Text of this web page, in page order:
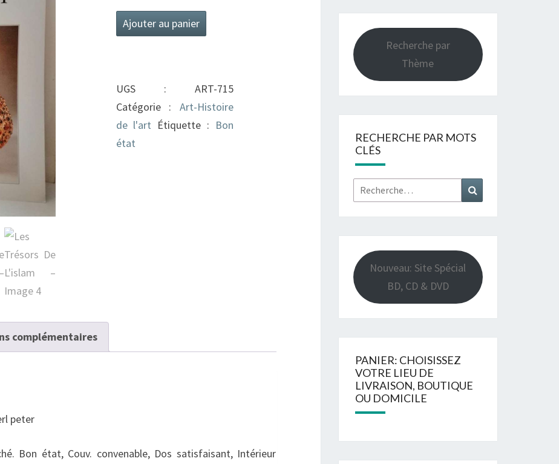
quantité
de
De
L'islam
Ajouter au panier
UGS : ART-715
Catégorie : Art-Histoire
de l'art Étiquette : Bon
état
complémentaires
peter
Bon état, Couv. convenable, Dos satisfaisant, Intérieur
Recherche par
Thème
RECHERCHE PAR MOTS
CLÉS
Rechercher :
Nouveau: Site Spécial
BD, CD & DVD
PANIER: CHOISISSEZ
VOTRE LIEU DE
LIVRAISON, BOUTIQUE
OU DOMICILE